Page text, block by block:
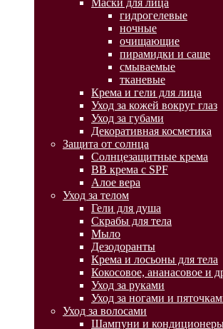
Маски для лица
гидрогелевые
ночные
очищающие
пирамидки и саше
смываемые
тканевые
Крема и гели для лица
Уход за кожей вокруг глаз
Уход за губами
Декоративная косметика
Защита от солнца
Солнцезащитные крема
BB крема с SPF
Алое вера
Уход за телом
Гели для душа
Скрабы для тела
Мыло
Дезодоранты
Крема и лосьоны для тела
Кокосовое, ананасовое и
Уход за руками
Уход за ногами и
Уход за волосами
Шампуни и